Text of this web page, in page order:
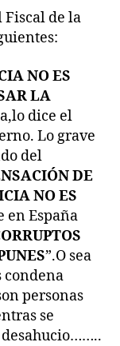
Fiscal de la
NO ES
LA
dice el
Lo grave
del
DE
NO ES
en España
”.O sea
condena
personas
se
desahucio……..